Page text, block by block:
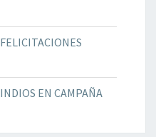
FELICITACIONES
INDIOS EN CAMPAÑA